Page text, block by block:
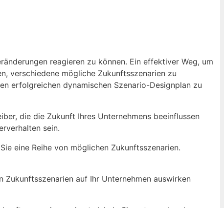
reagieren zu können. Ein effektiver Weg, um
verschiedene mögliche Zukunftsszenarien zu
erfolgreichen dynamischen Szenario-Designplan zu
die die Zukunft Ihres ​Unternehmens beeinflussen
⁢sein.
eine Reihe von möglichen Zukunftsszenarien.
Zukunftsszenarien auf Ihr Unternehmen auswirken